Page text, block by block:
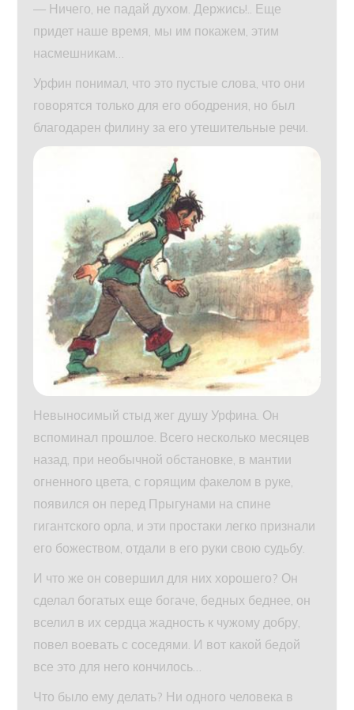
— Ничего, не падай духом. Держись!.. Еще
придет наше время, мы им покажем, этим
насмешникам…
Урфин понимал, что это пустые слова, что они
говорятся только для его ободрения, но был
благодарен филину за его утешительные речи.
Невыносимый стыд жег душу Урфина. Он
вспоминал прошлое. Всего несколько месяцев
назад, при необычной обстановке, в мантии
огненного цвета, с горящим факелом в руке,
появился он перед Прыгунами на спине
гигантского орла, и эти простаки легко признали
его божеством, отдали в его руки свою судьбу.
И что же он совершил для них хорошего? Он
сделал богатых еще богаче, бедных беднее, он
вселил в их сердца жадность к чужому добру,
повел воевать с соседями. И вот какой бедой
все это для него кончилось…
Что было ему делать? Ни одного человека в